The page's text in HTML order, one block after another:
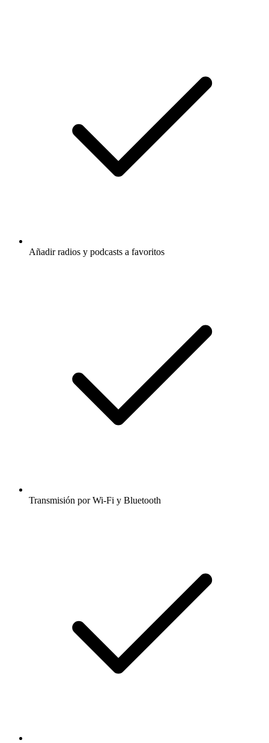
Añadir radios y podcasts a favoritos
Transmisión por Wi-Fi y Bluetooth